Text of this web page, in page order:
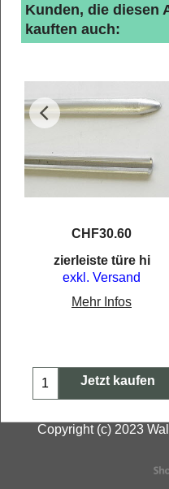
Kunden, die diesen
kauften auch:
CHF30.60
zierleiste türe hi
exkl. Versand
Mehr Infos
Jetzt kaufen
Copyright (c) 2023